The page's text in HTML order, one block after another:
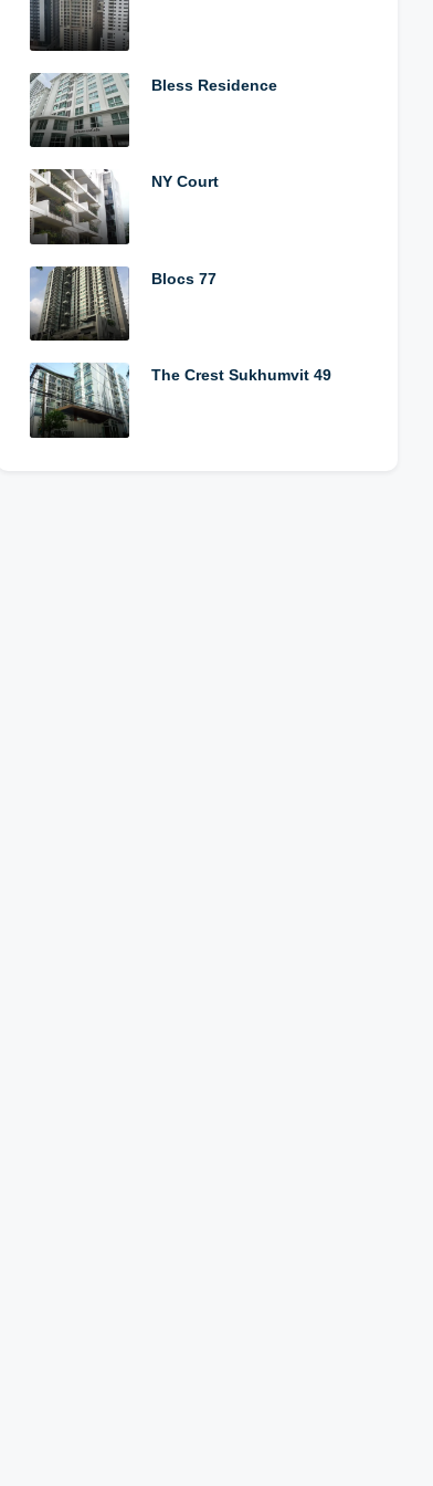
Bless Residence
NY Court
Blocs 77
The Crest Sukhumvit 49